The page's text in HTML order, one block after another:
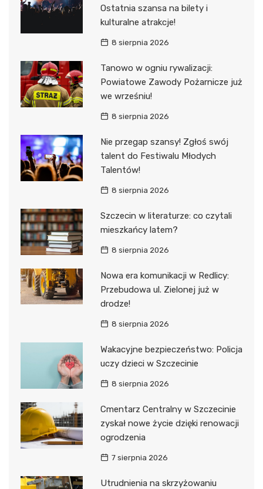
Ostatnia szansa na bilety i
kulturalne atrakcje!
8 sierpnia 2026
Tanowo w ogniu rywalizacji:
Powiatowe Zawody Pożarnicze już
we wrześniu!
8 sierpnia 2026
Nie przegap szansy! Zgłoś swój
talent do Festiwalu Młodych
Talentów!
8 sierpnia 2026
Szczecin w literaturze: co czytali
mieszkańcy latem?
8 sierpnia 2026
Nowa era komunikacji w Redlicy:
Przebudowa ul. Zielonej już w
drodze!
8 sierpnia 2026
Wakacyjne bezpieczeństwo: Policja
uczy dzieci w Szczecinie
8 sierpnia 2026
Cmentarz Centralny w Szczecinie
zyskał nowe życie dzięki renowacji
ogrodzenia
7 sierpnia 2026
Utrudnienia na skrzyżowaniu